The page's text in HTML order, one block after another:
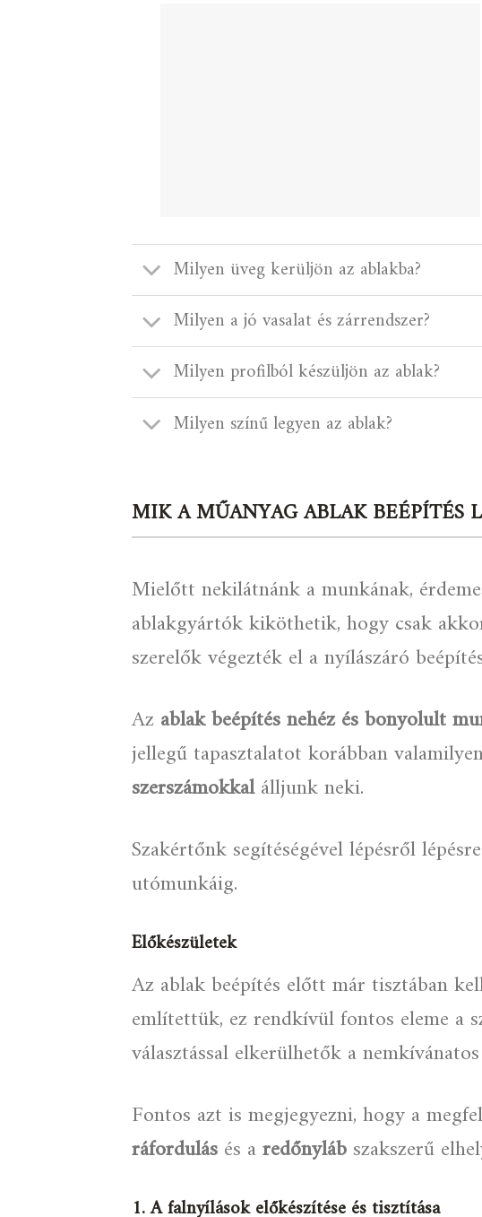
Milyen üveg kerüljön az ablakba?
Milyen a jó vasalat és zárrendszer?
Milyen profilból készüljön az ablak?
Milyen színű legyen az ablak?
MIK A MŰANYAG ABLAK BEÉPÍTÉS
Mielőtt nekilátnánk a munkának,
ablakgyártók kiköthetik, hogy csak
szerelők végezték el a nyílászáró
Azablak beépítés nehéz és bonyolult
jellegű tapasztalatot korábban
szerszámokkalálljunk neki.
Szakértőnk segítéségével lépésről
utómunkáig.
Előkészületek
Az ablak beépítés előtt már tisztában
említettük, ez rendkívül fontos eleme a
választással elkerülhetők a
Fontos azt is megjegyezni, hogy a
ráfordulásés aredőnylábszakszerű
1. A falnyílások előkészítése és tisztítása